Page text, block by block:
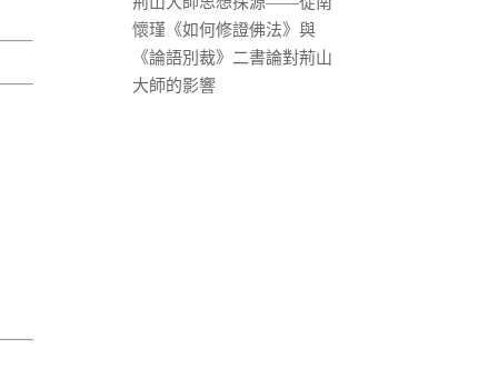
懷瑾《如何修證佛法》與
《論語別裁》二書論對荊山
大師的影響